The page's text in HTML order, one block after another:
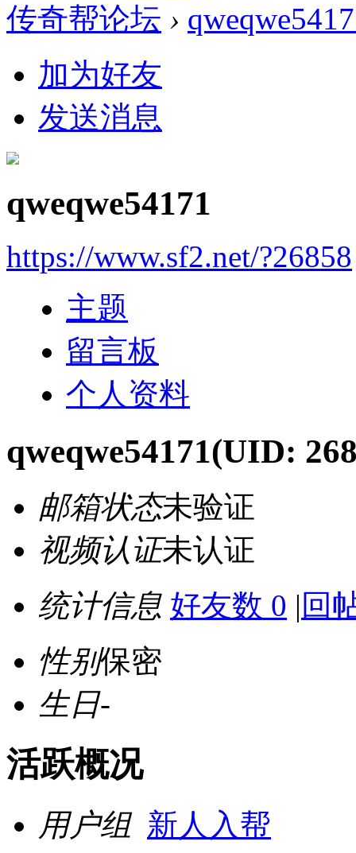
传奇帮论坛 ›
加为好友
发送消息
qweqwe54171
https://www.sf2.net/?26858
主题
留言板
个人资料
qweqwe54171(UID:
邮箱状态未验证
视频认证未认证
统计信息 好友数 0 | 回
性别保密
生日-
活跃概况
用户组 新人入帮